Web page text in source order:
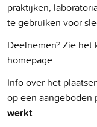
praktijken,
te gebruiken voor
Deelnemen? Zie het
homepage.
Info over het
op een aangeboden
werkt.